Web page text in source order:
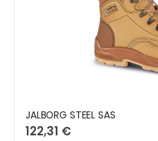
JALBORG STEEL SAS
122,31 €